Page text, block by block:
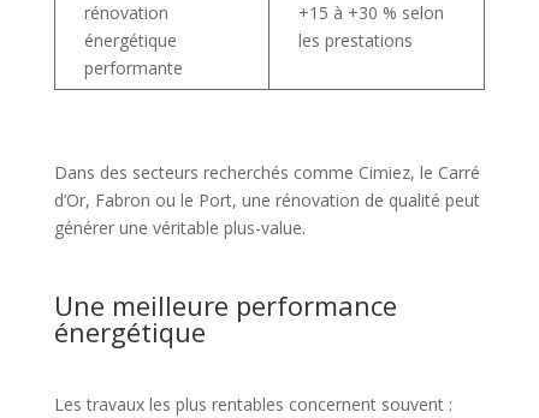
rénovation
énergétique
performante
+15 à +30 % selon
les prestations
Dans des secteurs recherchés comme Cimiez, le Carré
d’Or, Fabron ou le Port, une rénovation de qualité peut
générer une véritable plus-value.
Une meilleure performance
énergétique
Les travaux les plus rentables concernent souvent :